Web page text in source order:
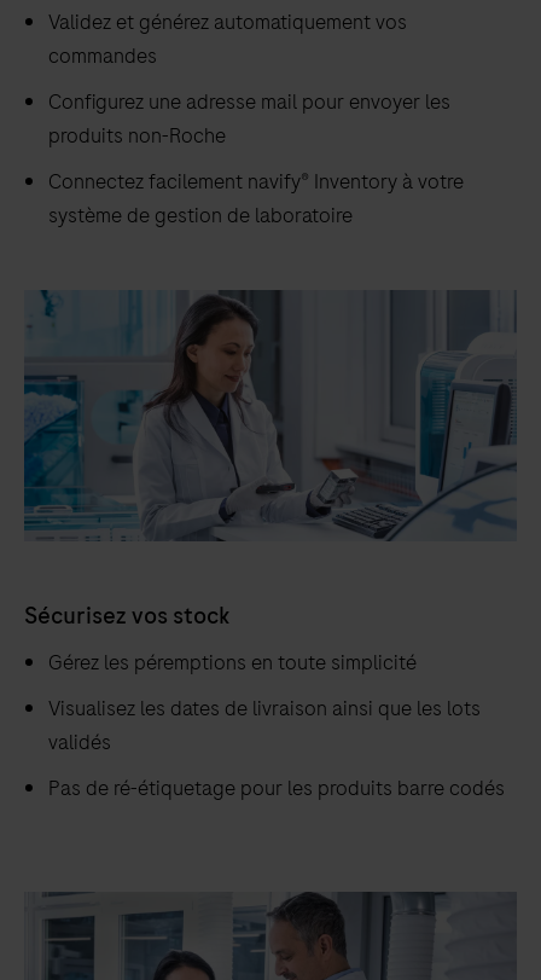
Validez et générez automatiquement vos
commandes
Configurez une adresse mail pour envoyer les
produits non-Roche
Connectez facilement navify® Inventory à votre
système de gestion de laboratoire
Sécurisez vos stock
Gérez les péremptions en toute simplicité
Visualisez les dates de livraison ainsi que les lots
validés
Pas de ré-étiquetage pour les produits barre codés